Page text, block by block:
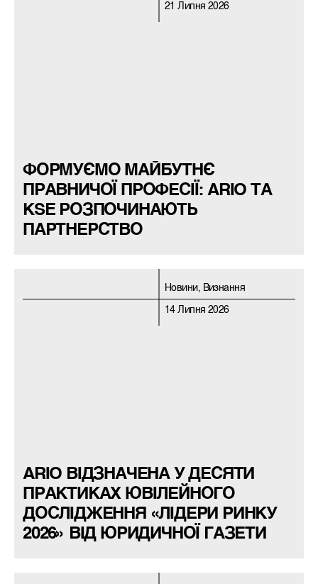
21 Липня 2026
ФОРМУЄМО МАЙБУТНЄ
ПРАВНИЧОЇ ПРОФЕСІЇ: ARIO ТА
KSE РОЗПОЧИНАЮТЬ
ПАРТНЕРСТВО
Новини, Визнання
14 Липня 2026
ARIO ВІДЗНАЧЕНА У ДЕСЯТИ
ПРАКТИКАХ ЮВІЛЕЙНОГО
ДОСЛІДЖЕННЯ «ЛІДЕРИ РИНКУ
2026» ВІД ЮРИДИЧНОЇ ГАЗЕТИ